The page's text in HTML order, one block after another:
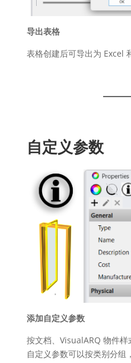
导出表格
表格创建后可导出为 Excel
自定义参数
添加自定义参数
按文档、VisualARQ 物件样
自定义参数可以按类别分组